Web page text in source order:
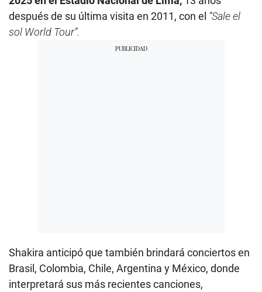
después de su última visita en 2011, con el “Sale el
sol World Tour”.
Shakira anticipó que también brindará conciertos en
Brasil, Colombia, Chile, Argentina y México, donde
interpretará sus más recientes canciones,